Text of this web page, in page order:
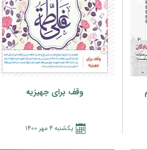
وقف برای جهیزیه
يكشنبه4مهر 1400